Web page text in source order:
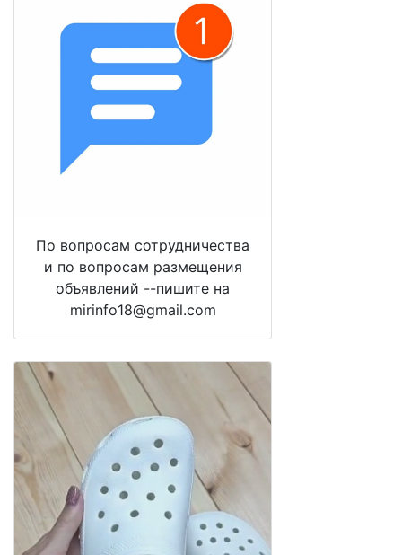
По вопросам сотрудничества
и по вопросам размещения
объявлений --пишите на
mirinfo18@gmail.com